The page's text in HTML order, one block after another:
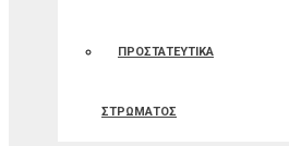
ΠΡΟΣΤΑΤΕΥΤΙΚΑ
ΣΤΡΩΜΑΤΟΣ